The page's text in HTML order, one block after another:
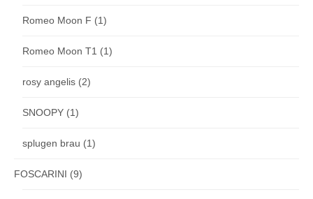
Romeo Moon F (1)
Romeo Moon T1 (1)
rosy angelis (2)
SNOOPY (1)
splugen brau (1)
FOSCARINI (9)